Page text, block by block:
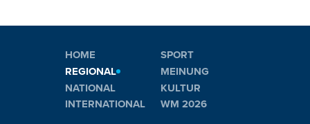
HOME
REGIONAL
NATIONAL
INTERNATIONAL
SPORT
MEINUNG
KULTUR
WM 2026